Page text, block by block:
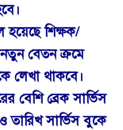
হয়েছে শিক্ষক/
বেতন ক্রমে
লেখা থাকবে।
বেশি ব্রেক সার্ভিস
সার্ভিস বুকে